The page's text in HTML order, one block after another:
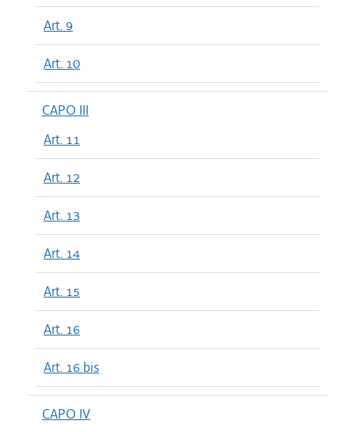
Art. 9
Art. 10
CAPO III
Art. 11
Art. 12
Art. 13
Art. 14
Art. 15
Art. 16
Art. 16 bis
CAPO IV